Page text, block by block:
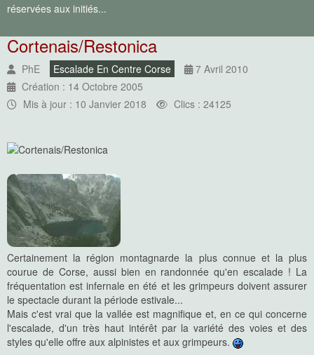
réservées aux initiés...
Cortenais/Restonica
PhE Escalade En Centre Corse
7 Avril 2010
Création : 14 Octobre 2005
Mis à jour : 10 Janvier 2018
Clics : 24125
Certainement la région montagnarde la plus connue et la plus
courue de Corse, aussi bien en randonnée qu'en escalade ! La
fréquentation est infernale en été et les grimpeurs doivent assurer
le spectacle durant la période estivale...
Mais c'est vrai que la vallée est magnifique et, en ce qui concerne
l'escalade, d'un très haut intérêt par la variété des voies et des
styles qu'elle offre aux alpinistes et aux grimpeurs.